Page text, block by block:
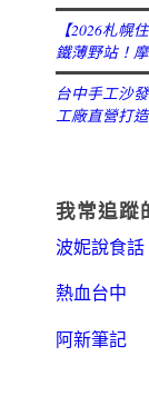
【2026札幌
鐵薄野站！
台中手工沙
工廠直營打
我常追蹤
波妮說食話
熱血台中
阿新筆記